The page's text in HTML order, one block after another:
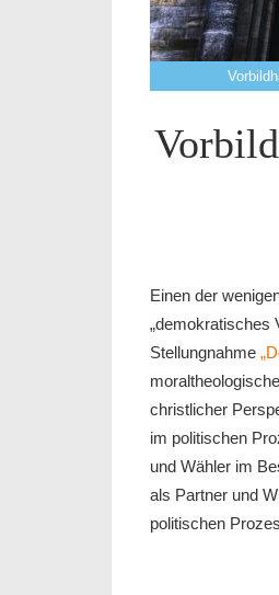
Einen der
„demokratisches
Stellungnahme
christlicher
im politischen
und Wähler im
als Partner und
politischen